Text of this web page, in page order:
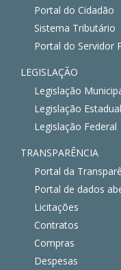
Portal do Cidadão
Sistema Tributário
Portal do Servidor
LEGISLAÇÃO
Legislação
Legislação Estadual
Legislação Federal
TRANSPARÊNCIA
Portal da
Portal de dados
Licitações
Contratos
Compras
Despesas